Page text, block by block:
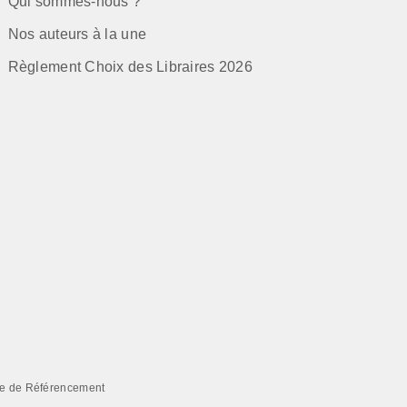
Nos auteurs à la une
Règlement Choix des Libraires 2026
de Référencement